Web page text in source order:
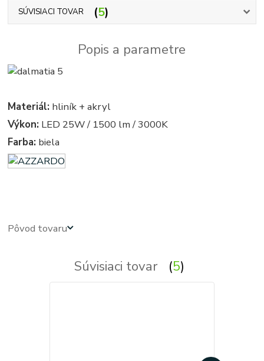
SÚVISIACI TOVAR 5
Popis a parametre
Materiál: hliník + akryl
Výkon: LED 25W / 1500 lm / 3000K
Farba: biela
Pôvod tovaru
Súvisiaci tovar 5